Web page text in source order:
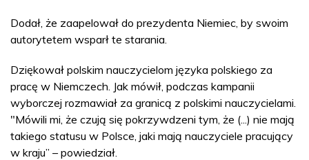
Dodał, że zaapelował do prezydenta Niemiec, by swoim
autorytetem wsparł te starania.
Dziękował polskim nauczycielom języka polskiego za
pracę w Niemczech. Jak mówił, podczas kampanii
wyborczej rozmawiał za granicą z polskimi nauczycielami.
"Mówili mi, że czują się pokrzywdzeni tym, że (...) nie mają
takiego statusu w Polsce, jaki mają nauczyciele pracujący
w kraju” – powiedział.